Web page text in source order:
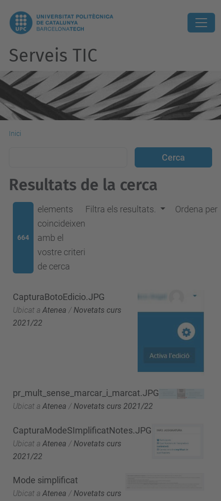
Serveis TIC
Inici
Resultats de la cerca
664
elements
coincideixen
amb el
vostre criteri
de cerca
Filtra els resultats. Ordena per
CapturaBotoEdicio.JPG
Ubicat a Atenea / Novetats curs
2021/22
pr_mult_sense_marcar_i_marcat.JPG
Ubicat a Atenea /Novetats curs 2021/22
CapturaModeSImplificatNotes.JPG
Ubicat a Atenea / Novetats curs
2021/22
Mode simplificat
Ubicat a Atenea /Novetats curs